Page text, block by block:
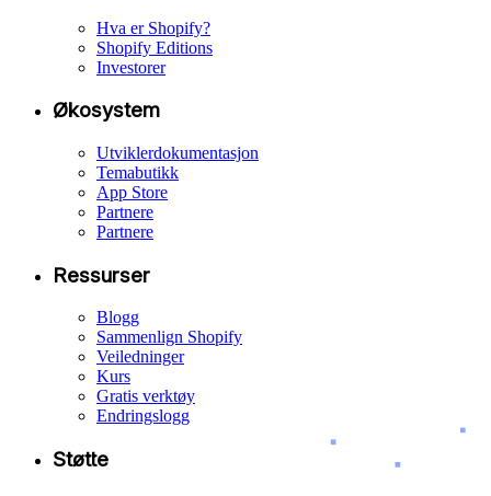
Hva er Shopify?
Shopify Editions
Investorer
Økosystem
Utviklerdokumentasjon
Temabutikk
App Store
Partnere
Partnere
Ressurser
Blogg
Sammenlign Shopify
Veiledninger
Kurs
Gratis verktøy
Endringslogg
Støtte